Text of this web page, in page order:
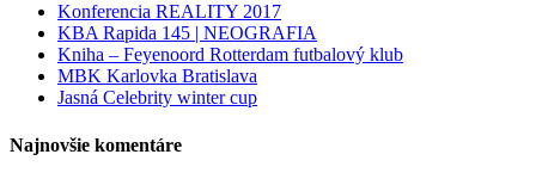
Konferencia REALITY 2017
KBA Rapida 145 | NEOGRAFIA
Kniha – Feyenoord Rotterdam futbalový klub
MBK Karlovka Bratislava
Jasná Celebrity winter cup
Najnovšie komentáre